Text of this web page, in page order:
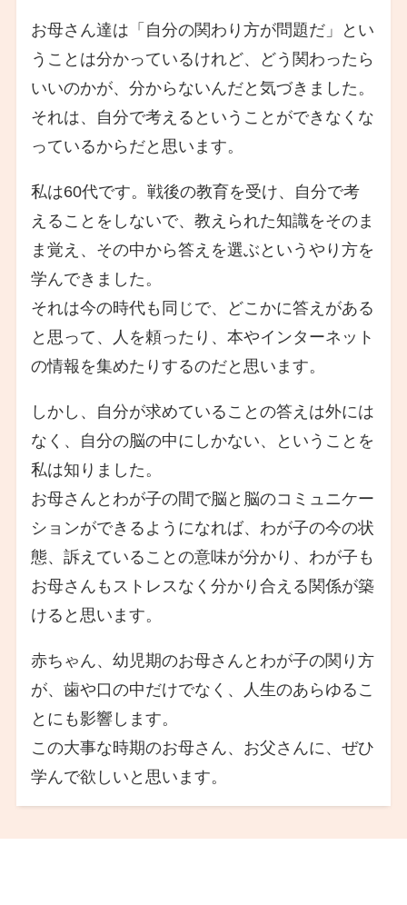
お母さん達は「自分の関わり方が問題だ」とい
うことは分かっているけれど、どう関わったら
いいのかが、分からないんだと気づきました。
それは、自分で考えるということができなくな
っているからだと思います。
私は60代です。戦後の教育を受け、自分で考
えることをしないで、教えられた知識をそのま
ま覚え、その中から答えを選ぶというやり方を
学んできました。
それは今の時代も同じで、どこかに答えがある
と思って、人を頼ったり、本やインターネット
の情報を集めたりするのだと思います。
しかし、自分が求めていることの答えは外には
なく、自分の脳の中にしかない、ということを
私は知りました。
お母さんとわが子の間で脳と脳のコミュニケー
ションができるようになれば、わが子の今の状
態、訴えていることの意味が分かり、わが子も
お母さんもストレスなく分かり合える関係が築
けると思います。
赤ちゃん、幼児期のお母さんとわが子の関り方
が、歯や口の中だけでなく、人生のあらゆるこ
とにも影響します。
この大事な時期のお母さん、お父さんに、ぜひ
学んで欲しいと思います。